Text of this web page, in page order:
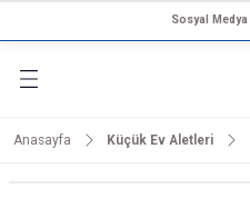
Sosyal Medya
Geri Dön
Geri Dön
Geri Dön
Ürünleri
Geri Dön
& Ses Sistemleri
Geri Dön
Geri Dön
Geri Dön
Anasayfa Küçük Ev Aletleri